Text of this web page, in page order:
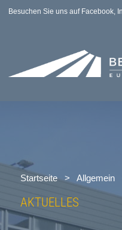
Besuchen Sie uns auf Facebook,
Startseite > Allgemein
AKTUELLES